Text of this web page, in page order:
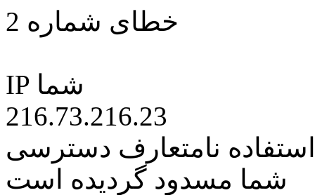
خطای شماره 2
IP شما
216.73.216.23
نامتعارف دسترسی
شما مسدود گردیده است